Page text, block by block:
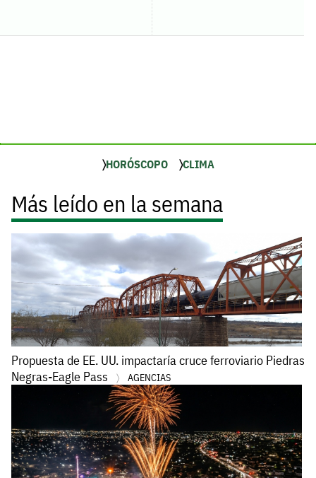
HORÓSCOPO CLIMA
Más leído en la semana
Propuesta de EE. UU. impactaría cruce ferroviario Piedras
Negras-Eagle Pass
AGENCIAS